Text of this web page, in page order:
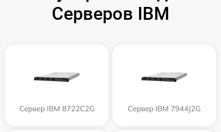
Серверов IBM
Сервер IBM 8722C2G Сервер IBM 7944J2G